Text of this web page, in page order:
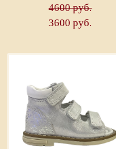
4600 руб.
3600 руб.